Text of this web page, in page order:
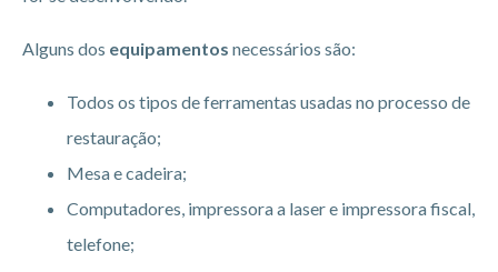
Alguns dos equipamentos necessários são:
Todos os tipos de ferramentas usadas no processo de
restauração;
Mesa e cadeira;
Computadores, impressora a laser e impressora fiscal,
telefone;